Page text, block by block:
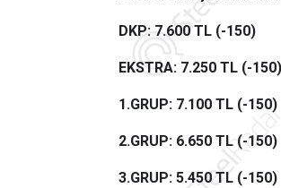
DKP: 7.600 TL (-150)
EKSTRA: 7.250 TL (-150)
1.GRUP: 7.100 TL (-150)
2.GRUP: 6.650 TL (-150)
3.GRUP: 5.450 TL (-150)